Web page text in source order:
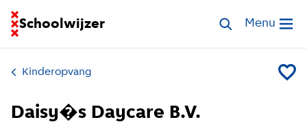
Schoolwijzer
Ga naar homepage van SchoolwijzerZoek opvang
Open
Menu
Kinderopvang Voeg
Daisy�s Daycare B.V.